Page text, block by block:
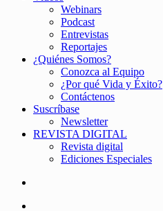
Webinars
Podcast
Entrevistas
Reportajes
¿Quiénes Somos?
Conozca al Equipo
¿Por qué Vida y Éxito?
Contáctenos
Suscríbase
Newsletter
REVISTA DIGITAL
Revista digital
Ediciones Especiales